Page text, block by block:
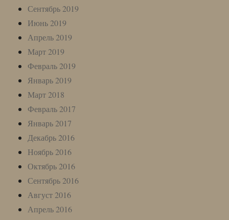
Сентябрь 2019
Июнь 2019
Апрель 2019
Март 2019
Февраль 2019
Январь 2019
Март 2018
Февраль 2017
Январь 2017
Декабрь 2016
Ноябрь 2016
Октябрь 2016
Сентябрь 2016
Август 2016
Апрель 2016